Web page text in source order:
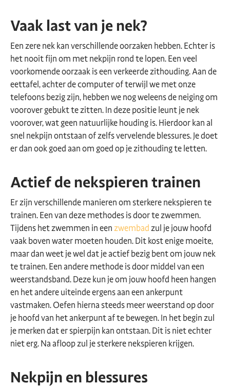
Vaak last van je nek?
Een zere nek kan verschillende oorzaken hebben. Echter is
het nooit fijn om met nekpijn rond te lopen. Een veel
voorkomende oorzaak is een verkeerde zithouding. Aan de
eettafel, achter de computer of terwijl we met onze
telefoons bezig zijn, hebben we nog weleens de neiging om
voorover gebukt te zitten. In deze positie leunt je nek
voorover, wat geen natuurlijke houding is. Hierdoor kan al
snel nekpijn ontstaan of zelfs vervelende blessures. Je doet
er dan ook goed aan om goed op je zithouding te letten.
Actief de nekspieren trainen
Er zijn verschillende manieren om sterkere nekspieren te
trainen. Een van deze methodes is door te zwemmen.
Tijdens het zwemmen in eenzwembadzul je jouw hoofd
vaak boven water moeten houden. Dit kost enige moeite,
maar dan weet je wel dat je actief bezig bent om jouw nek
te trainen. Een andere methode is door middel van een
weerstandsband. Deze kun je om jouw hoofd heen hangen
en het andere uiteinde ergens aan een ankerpunt
vastmaken. Oefen hierna steeds meer weerstand op door
je hoofd van het ankerpunt af te bewegen. In het begin zul
je merken dat er spierpijn kan ontstaan. Dit is niet echter
niet erg. Na afloop zul je sterkere nekspieren krijgen.
Nekpijn en blessures